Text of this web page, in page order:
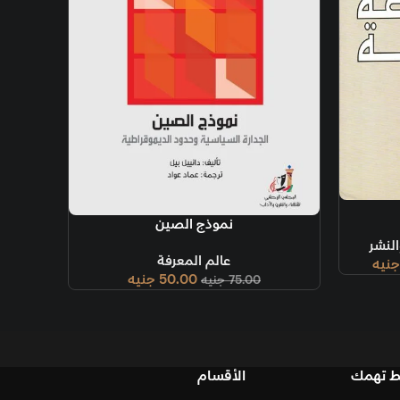
جنيه
نموذج الصين
عالم المعرفة
75.00 جنيه 50.00 جنيه
تهمك الأقسام